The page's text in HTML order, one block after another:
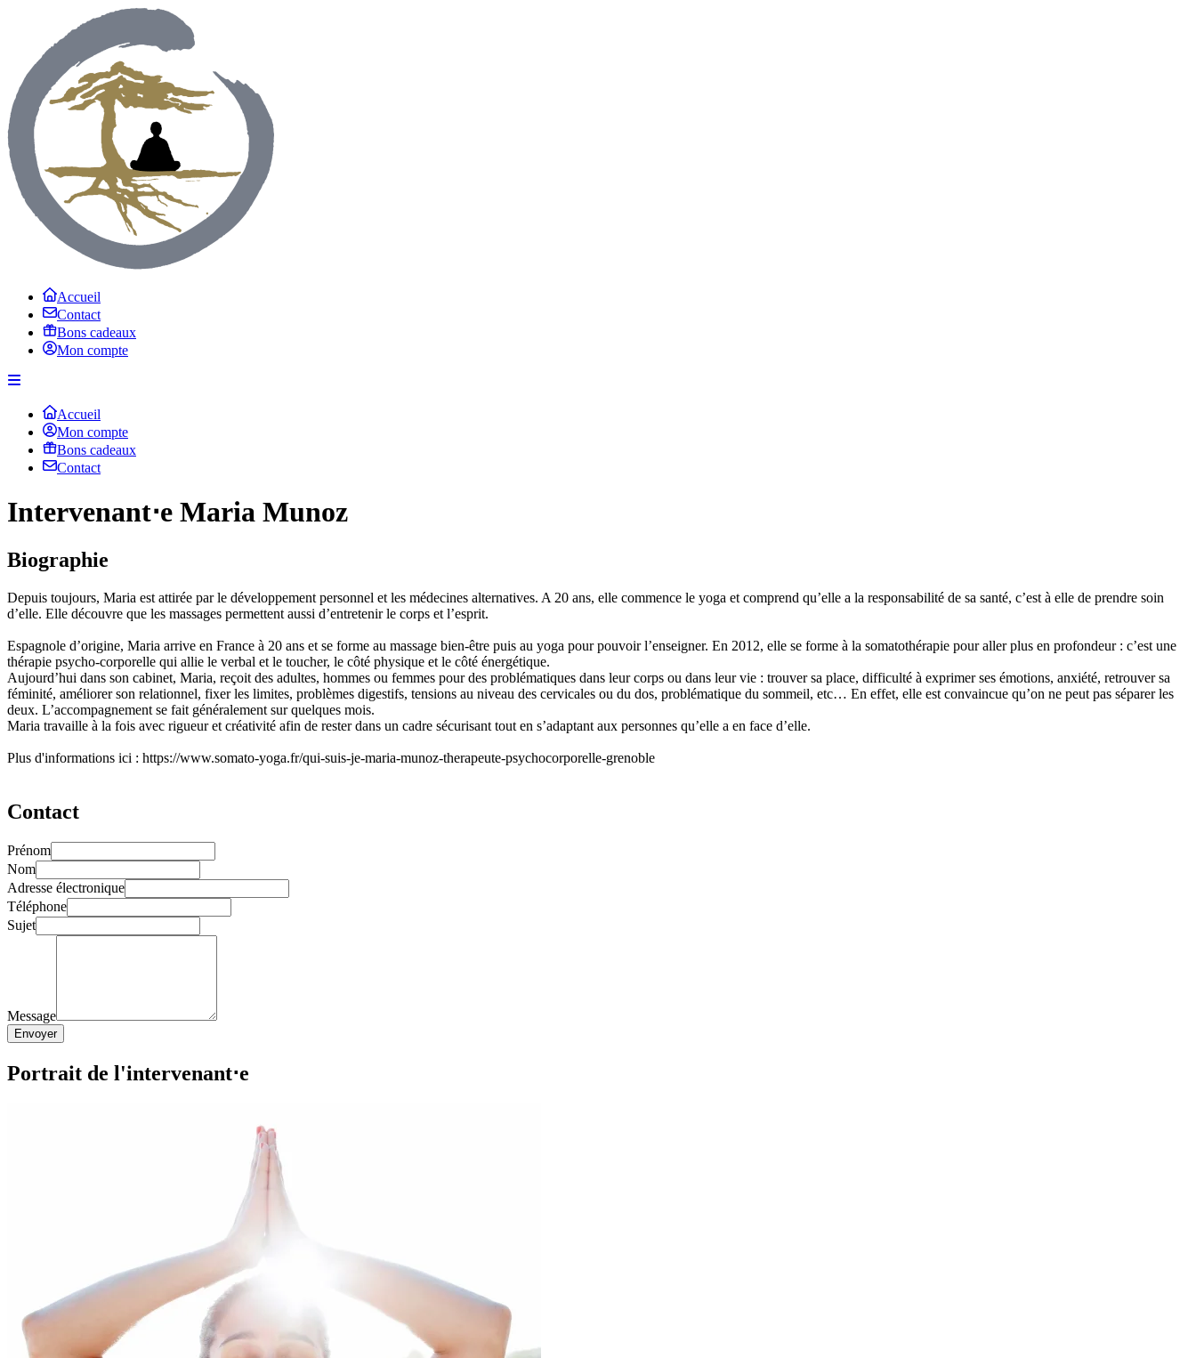
Accueil
Contact
Bons cadeaux
Mon compte
Accueil
Mon compte
Bons cadeaux
Contact
Intervenant⋅e Maria Munoz
Biographie
Depuis toujours, Maria est attirée par le développement personnel et les médecines alternatives. A 20 ans, elle commence le yoga et comprend qu’elle a la responsabilité de sa santé, c’est à elle de prendre soin
d’elle. Elle découvre que les massages permettent aussi d’entretenir le corps et l’esprit.
Espagnole d’origine, Maria arrive en France à 20 ans et se forme au massage bien-être puis au yoga pour pouvoir l’enseigner. En 2012, elle se forme à la somatothérapie pour aller plus en profondeur : c’est une
thérapie psycho-corporelle qui allie le verbal et le toucher, le côté physique et le côté énergétique.
Aujourd’hui dans son cabinet, Maria, reçoit des adultes, hommes ou femmes pour des problématiques dans leur corps ou dans leur vie : trouver sa place, difficulté à exprimer ses émotions, anxiété, retrouver sa
féminité, améliorer son relationnel, fixer les limites, problèmes digestifs, tensions au niveau des cervicales ou du dos, problématique du sommeil, etc… En effet, elle est convaincue qu’on ne peut pas séparer les
deux. L’accompagnement se fait généralement sur quelques mois.
Maria travaille à la fois avec rigueur et créativité afin de rester dans un cadre sécurisant tout en s’adaptant aux personnes qu’elle a en face d’elle.
Plus d'informations ici : https://www.somato-yoga.fr/qui-suis-je-maria-munoz-therapeute-psychocorporelle-grenoble
Contact
Prénom
Nom
Adresse électronique
Téléphone
Sujet
Message
Envoyer
Portrait de l'intervenant⋅e